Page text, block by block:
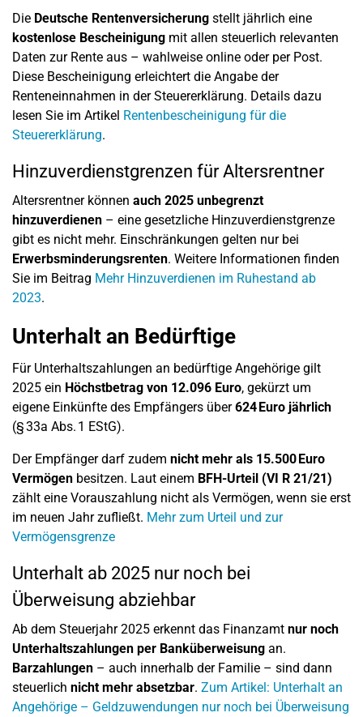
Die Deutsche Rentenversicherung stellt jährlich eine
kostenlose Bescheinigung mit allen steuerlich relevanten
Daten zur Rente aus – wahlweise online oder per Post.
Diese Bescheinigung erleichtert die Angabe der
Renteneinnahmen in der Steuererklärung. Details dazu
lesen Sie im Artikel Rentenbescheinigung für die
Steuererklärung.
Hinzuverdienstgrenzen für Altersrentner
Altersrentner können auch 2025 unbegrenzt
hinzuverdienen – eine gesetzliche Hinzuverdienstgrenze
gibt es nicht mehr. Einschränkungen gelten nur bei
Erwerbsminderungsrenten. Weitere Informationen finden
Sie im Beitrag Mehr Hinzuverdienen im Ruhestand ab
2023.
Unterhalt an Bedürftige
Für Unterhaltszahlungen an bedürftige Angehörige gilt
2025 ein Höchstbetrag von 12.096 Euro, gekürzt um
eigene Einkünfte des Empfängers über624 Euro jährlich
(§ 33a Abs. 1 EStG).
Der Empfänger darf zudem nicht mehr als 15.500 Euro
Vermögen besitzen. Laut einem BFH-Urteil (VI R 21/21)
zählt eine Vorauszahlung nicht als Vermögen, wenn sie erst
im neuen Jahr zufließt. Mehr zum Urteil und zur
Vermögensgrenze
Unterhalt ab 2025 nur noch bei
Überweisung abziehbar
Ab dem Steuerjahr 2025 erkennt das Finanzamt nur noch
Unterhaltszahlungen per Banküberweisung an.
Barzahlungen – auch innerhalb der Familie – sind dann
steuerlich nicht mehr absetzbar. Zum Artikel: Unterhalt an
Angehörige – Geldzuwendungen nur noch bei Überweisung